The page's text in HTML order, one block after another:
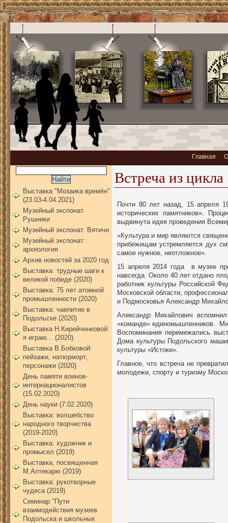
Главная
Выставка "Мозаика времён"
(23.03-4.04.2021)
Музейный экспонат.
Рушники
Музейный экспонат. Вятичи
Музейный экспонат:
археология
Архив новостей за 2020 год
Выставка: трудные шаги к
великой победе (2020)
Выставка: 75 лет атомной
промышленности (2020)
Выставка: чаепитие в
Подольске (2020)
Выставка Н.Кирейченковой:
я играю... (2020)
Выставка В.Бобковой:
пейзажи, натюрморт,
персонажи (2020)
День памяти воинов-
интернационалистов
(15.02.2020)
День науки (7.02.2020)
Выставка: волшебство
народного творчества
(2019-2020)
Выставка: художник и
промысел (2019)
Выставка, посвященная
М.Аптекарю (2019)
Выставка: рукотворные
чудеса (2019)
Семинар "Пути
взаимодействия музеев
Подольска и школьных
Встреча из
Почти 80 лет назад, 15 апреля
исторических памятников».
выдвинута идея проведения
«Культура и мир являются
прибежищам устремляется дух
самое нужное, неотложное».
15 апреля 2014 года в музее
навсегда. Около 40 лет отдано
работник культуры Российской
Московской области,
и Подмосковья Александр
Александр Михайлович
«команде» единомышленников.
Воспоминания перемежались
Дома культуры Подольского
культуры «Истоки».
Главное, что встреча не
молодежи, спорту и туризму